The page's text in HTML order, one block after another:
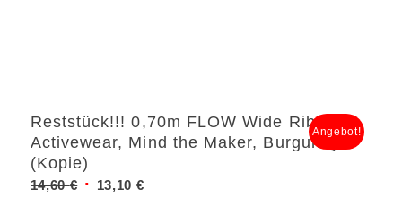
Reststück!!! 0,70m FLOW Wide Ribbed
Activewear, Mind the Maker, Burgundy
(Kopie)
14,60€ Ursprünglicher
13,10 €Aktueller
Angebot!